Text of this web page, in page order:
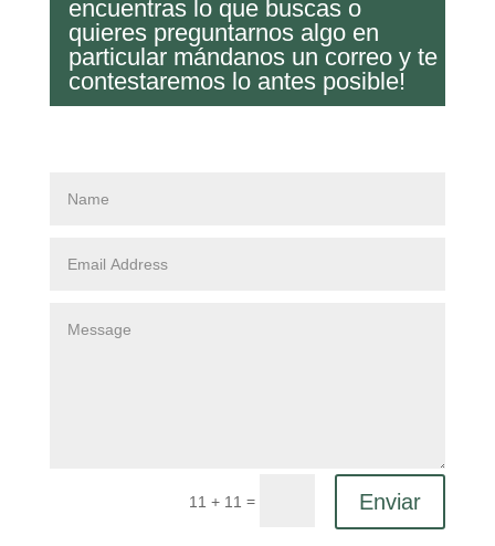
encuentras lo que buscas o
quieres preguntarnos algo en
particular mándanos un correo y te
contestaremos lo antes posible!
11 + 11 = Enviar